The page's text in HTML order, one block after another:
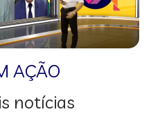
AÇÃO
notícias